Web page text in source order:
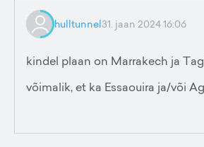
hulltunnel31. jaan 2024 16:06
kindel plaan on Marrakech ja
võimalik, et ka Essaouira ja/või